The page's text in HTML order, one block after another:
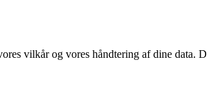
vilkår og vores håndtering af dine data.